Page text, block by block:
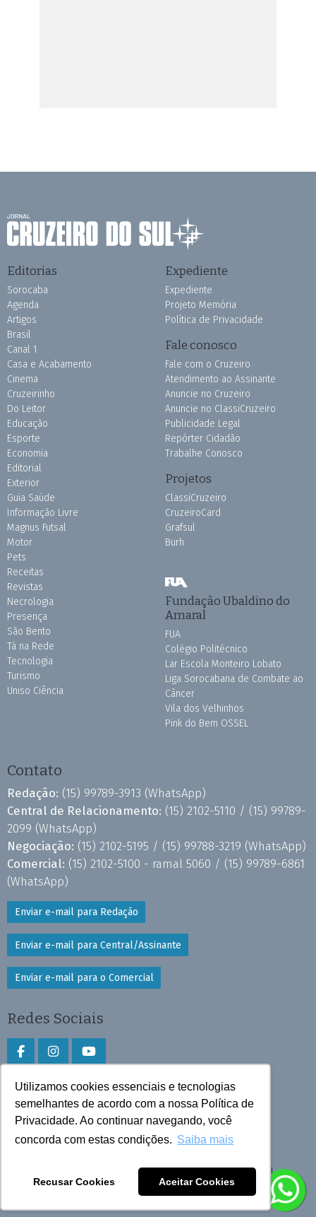
Utilizamos cookies essenciais e tecnologias
semelhantes de acordo com a nossa Política de
Privacidade. Ao continuar navegando, você
concorda com estas condições. Saiba mais
Recusar Cookies Aceitar Cookies
Editorias
Sorocaba
Agenda
Artigos
Brasil
Canal 1
Casa e Acabamento
Cinema
Cruzeirinho
Do Leitor
Educação
Esporte
Economia
Editorial
Exterior
Guia Saúde
Informação Livre
Magnus Futsal
Motor
Pets
Receitas
Revistas
Necrologia
Presença
São Bento
Tá na Rede
Tecnologia
Turismo
Uniso Ciência
Expediente
Expediente
Projeto Memória
Política de Privacidade
Fale conosco
Fale com o Cruzeiro
Atendimento ao Assinante
Anuncie no Cruzeiro
Anuncie no ClassiCruzeiro
Publicidade Legal
Repórter Cidadão
Trabalhe Conosco
Projetos
ClassiCruzeiro
CruzeiroCard
Grafsul
Burh
Fundação Ubaldino do
Amaral
FUA
Colégio Politécnico
Lar Escola Monteiro Lobato
Liga Sorocabana de Combate ao
Câncer
Vila dos Velhinhos
Pink do Bem OSSEL
Contato
Redação: (15) 99789-3913 (WhatsApp)
Central de Relacionamento: (15) 2102-5110 / (15) 99789-
2099 (WhatsApp)
Negociação: (15) 2102-5195 / (15) 99788-3219 (WhatsApp)
Comercial: (15) 2102-5100 - ramal 5060 / (15) 99789-6861
(WhatsApp)
Enviar e-mail para Redação
Enviar e-mail para Central/Assinante
Enviar e-mail para o Comercial
Redes Sociais
Faça download do aplicativo
Play Store e App Store
Todos os direitos reservados © 2026 Cruzeiro do Sul